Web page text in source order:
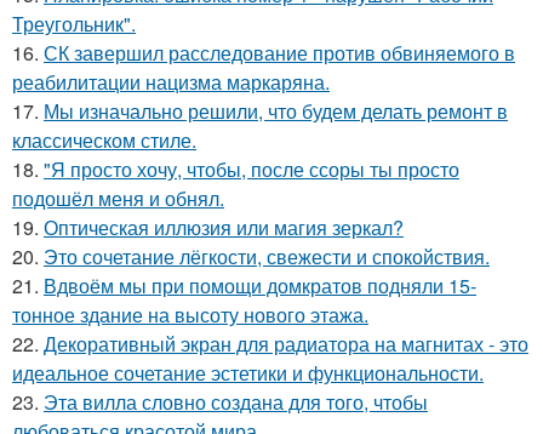
Треугольник".
16. СК завершил расследование против обвиняемого в
реабилитации нацизма маркаряна.
17. Мы изначально решили, что будем делать ремонт в
классическом стиле.
18. "Я просто хочу, чтобы, после ссоры ты просто
подошёл меня и обнял.
19. Оптическая иллюзия или магия зеркал?
20. Это сочетание лёгкости, свежести и спокойствия.
21. Вдвоём мы при помощи домкратов подняли 15-
тонное здание на высоту нового этажа.
22. Декоративный экран для радиатора на магнитах - это
идеальное сочетание эстетики и функциональности.
23. Эта вилла словно создана для того, чтобы